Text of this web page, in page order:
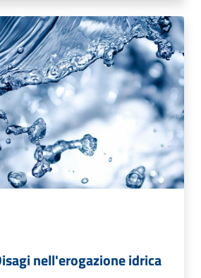
nell'erogazione idrica